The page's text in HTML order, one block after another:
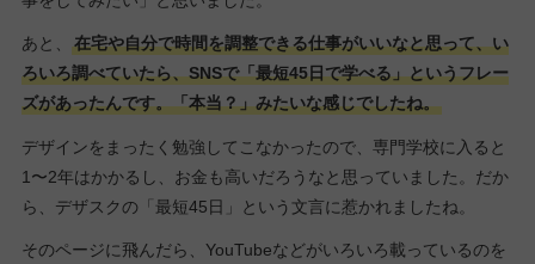
あと、
在宅や自分で時間を調整できる仕事がいいなと思って、い
ろいろ調べていたら、SNSで「最短45日で学べる」というフレー
ズがあったんです。「本当？」みたいな感じでしたね。
デザインをまったく勉強してこなかったので、専門学校に入ると
1〜2年はかかるし、お金も高いだろうなと思っていました。だか
ら、デザスクの「最短45日」という文言に惹かれましたね。
そのページに飛んだら、YouTubeなどがいろいろ載っているのを